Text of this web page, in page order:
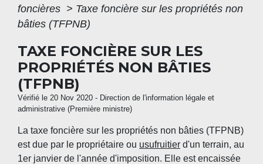
foncières > Taxe foncière sur les propriétés non
bâties (TFPNB)
TAXE FONCIÈRE SUR LES
PROPRIÉTÉS NON BÂTIES
(TFPNB)
Vérifié le 20 Nov 2020 - Direction de l'information légale et
administrative (Première ministre)
La taxe foncière sur les propriétés non bâties (TFPNB)
est due par le propriétaire ou usufruitier d'un terrain, au
1er janvier de l'année d'imposition. Elle est encaissée